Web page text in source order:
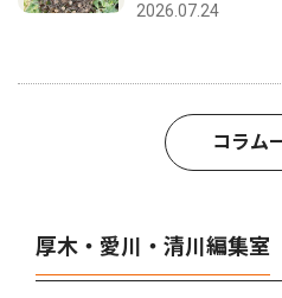
2026.07.24
コラム
厚木・愛川・清川編集室